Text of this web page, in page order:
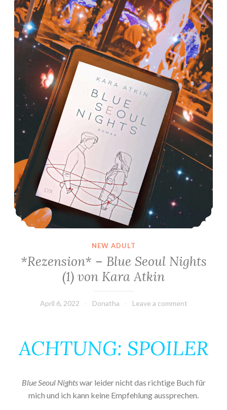
NEW ADULT
*Rezension* – Blue Seoul Nights
(1) von Kara Atkin
April 6, 2022 Donatha Leave a comment
ACHTUNG: SPOILER
Blue Seoul Nightswar leider nicht das richtige Buch für
mich und ich kann keine Empfehlung aussprechen.